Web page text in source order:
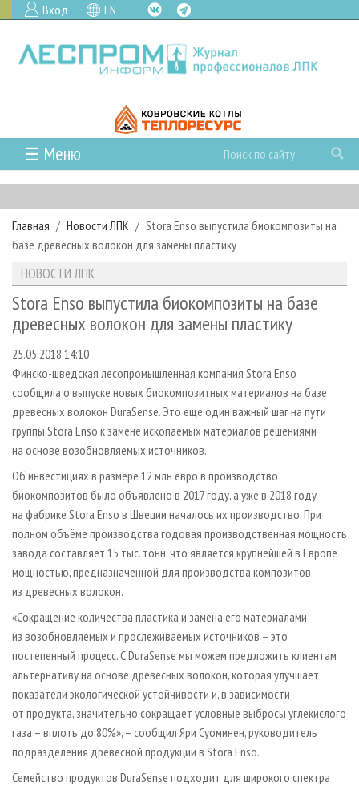
Вход EN
☰ Меню
ГЛАВНАЯ
РУБРИКИ И ТЕМЫ
РУБРИКИ ЖУРНАЛА
ЛЕСОЗАГОТОВКА
ЛЕСОПИЛЕНИЕ
СУШКА ДРЕВЕСИНЫ
ПРОИЗВОДСТВО ДРЕВЕСНЫХ ПЛИТ
ДЕРЕВЯННОЕ ДОМОСТРОЕНИЕ
ПРОИЗВОДСТВО МЕБЕЛИ
БИОЭНЕРГЕТИКА
ЦБП
ИНСТРУМЕНТ И МАТЕРИАЛЫ
НОВОСТИ
НОВОСТИ ЛПК
НОВОСТИ ЖУРНАЛА
ПРОЕКТЫ ЛПИ
АНАЛИТИКА
ПРЕДПРИЯТИЯ ЛПК
ПЕРСОНЫ
МОБИЛЬНЫЕ ВЫСТАВКИ
ОФИЦИАЛЬНЫЕ ДЕЛЕГАЦИИ
ПРИОРИТЕТНЫЕ ИНВЕСТПРОЕКТЫ
RUSSIAN FORESTRY REVIEW
ГАЗЕТА ЛЕСПРОМФОРУМ
БИБЛИОТЕКА СПЕЦИАЛИСТА
АРХИВ
АРХИВ ЖУРНАЛОВ
О ЖУРНАЛЕ
ПОДПИСКА
КОНТАКТЫ
РЕКЛАМОДАТЕЛЯМ
РЕКЛАМА
РЕКЛАМА НА САЙТЕ
Главная Новости ЛПК
Stora Enso выпустила биокомпозиты на
базе древесных волокон для замены пластику
НОВОСТИ ЛПК
Stora Enso выпустила биокомпозиты на базе
древесных волокон для замены пластику
25.05.2018 14:10
Финско-шведская лесопромышленная компания Stora Enso
сообщила о выпуске новых биокомпозитных материалов на базе
древесных волокон DuraSense. Это еще один важный шаг на пути
группы Stora Enso к замене ископаемых материалов решениями
на основе возобновляемых источников.
Об инвестициях в размере 12 млн евро в производство
биокомпозитов было объявлено в 2017 году, а уже в 2018 году
на фабрике Stora Enso в Швеции началось их производство. При
полном объёме производства годовая производственная мощность
завода составляет 15 тыс. тонн, что является крупнейшей в Европе
мощностью, предназначенной для производства композитов
из древесных волокон.
«Сокращение количества пластика и замена его материалами
из возобновляемых и прослеживаемых источников – это
постепенный процесс. С DuraSense мы можем предложить клиентам
альтернативу на основе древесных волокон, которая улучшает
показатели экологической устойчивости и, в зависимости
от продукта, значительно сокращает условные выбросы углекислого
газа – вплоть до 80%», – сообщил Яри Суоминен, руководитель
подразделения древесной продукции в Stora Enso.
Семейство продуктов DuraSense подходит для широкого спектра